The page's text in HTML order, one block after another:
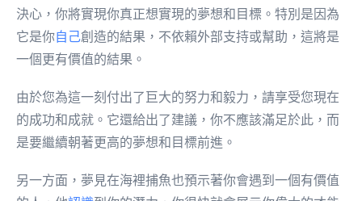
決心，你將實現你真正想實現的夢想和目標。特別是因為
它是你自己創造的結果，不依賴外部支持或幫助，這將是
一個更有價值的結果。
由於您為這一刻付出了巨大的努力和毅力，請享受您現在
的成功和成就。它還給出了建議，你不應該滿足於此，而
是要繼續朝著更高的夢想和目標前進。
另一方面，夢見在海裡捕魚也預示著你會遇到一個有價值